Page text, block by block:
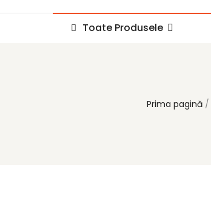
Toate Produsele
Prima pagină